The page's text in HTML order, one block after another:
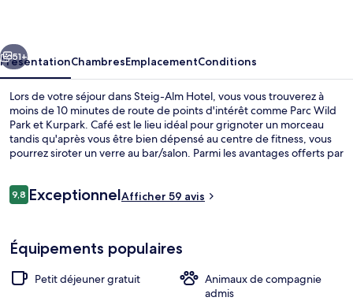
Suivant
51+
PrésentationChambresEmplacementConditions
Lors de votre séjour dans Steig-Alm Hotel, vous vous trouverez à
moins de 10 minutes de route de points d'intérêt comme Parc Wild
Park et Kurpark. Café est le lieu idéal pour grignoter un morceau
tandis qu'après vous être bien dépensé au centre de fitness, vous
pourrez siroter un verre au bar/salon. Parmi les avantages offerts par
Avis
voyageurs
9,89,8 sur 10
ExceptionnelAfficher 59 avis
Équipements populaires
Petit déjeuner gratuit
Animaux de compagnie
admis